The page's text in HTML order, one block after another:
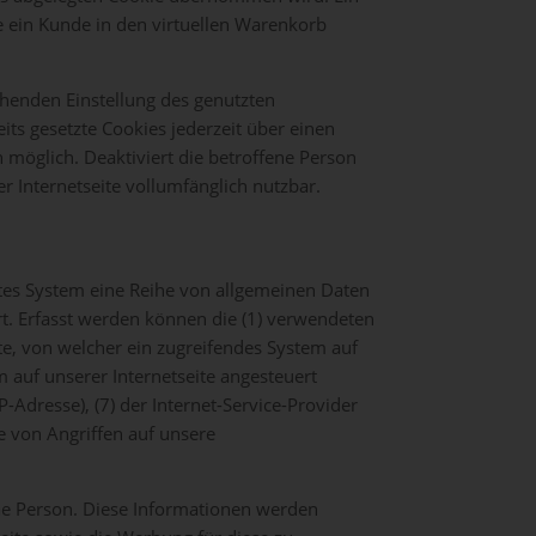
ein Kunde in den virtuellen Warenkorb
Einstellung des genutzten
gesetzte Cookies jederzeit über einen
Deaktiviert die betroffene Person
Internetseite vollumfänglich nutzbar.
System eine Reihe von allgemeinen Daten
Erfasst werden können die (1) verwendeten
von welcher ein zugreifendes System auf
auf unserer Internetseite angesteuert
(7) der Internet-Service-Provider
von Angriffen auf unsere
Person. Diese Informationen werden